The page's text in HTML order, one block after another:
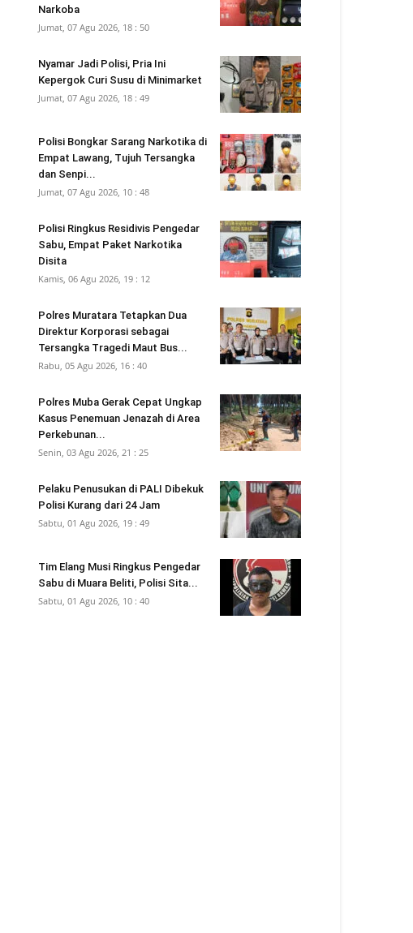
Narkoba
Jumat, 07 Agu 2026, 18 : 50
Nyamar Jadi Polisi, Pria Ini
Kepergok Curi Susu di Minimarket
Jumat, 07 Agu 2026, 18 : 49
Polisi Bongkar Sarang Narkotika di
Empat Lawang, Tujuh Tersangka
dan Senpi...
Jumat, 07 Agu 2026, 10 : 48
Polisi Ringkus Residivis Pengedar
Sabu, Empat Paket Narkotika
Disita
Kamis, 06 Agu 2026, 19 : 12
Polres Muratara Tetapkan Dua
Direktur Korporasi sebagai
Tersangka Tragedi Maut Bus...
Rabu, 05 Agu 2026, 16 : 40
Polres Muba Gerak Cepat Ungkap
Kasus Penemuan Jenazah di Area
Perkebunan...
Senin, 03 Agu 2026, 21 : 25
Pelaku Penusukan di PALI Dibekuk
Polisi Kurang dari 24 Jam
Sabtu, 01 Agu 2026, 19 : 49
Tim Elang Musi Ringkus Pengedar
Sabu di Muara Beliti, Polisi Sita...
Sabtu, 01 Agu 2026, 10 : 40